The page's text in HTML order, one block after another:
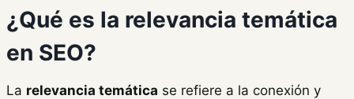
¿Qué es la relevancia temática
en SEO?
La relevancia temática se refiere a la conexión y